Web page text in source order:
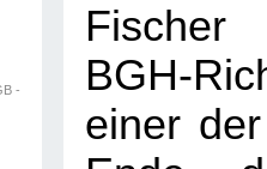
-
BGH-
einer